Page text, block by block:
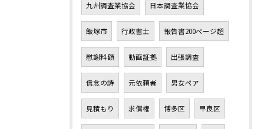
九州調査業協会 日本調査業協会
飯塚市 行政書士 報告書200ページ超
慰謝料額 動画証拠 出張調査
信念の詩 元依頼者 男女ペア
見積もり 求償権 博多区 早良区